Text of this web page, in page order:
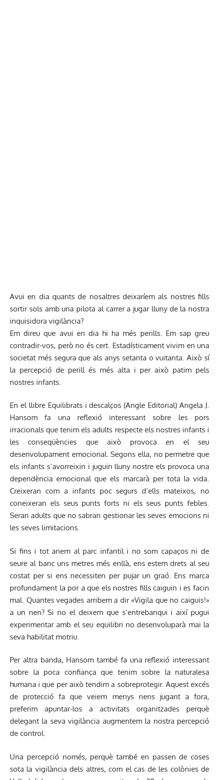
Avui en dia quants de nosaltres deixaríem als nostres fills
sortir sols amb una pilota al carrer a jugar lluny de la nostra
inquisidora vigilància?
Em direu que avui en dia hi ha més perills. Em sap greu
contradir-vos, però no és cert. Estadísticament vivim en una
societat més segura que als anys setanta o vuitanta. Això sí
la percepció de perill és més alta i per això patim pels
nostres infants.
En el llibre Equilibrats i descalços (Angle Editorial) Angela J.
Hansom fa una reflexió interessant sobre les pors
irracionals que tenim els adults respecte els nostres infants i
les conseqüències que això provoca en el seu
desenvolupament emocional. Segons ella, no permetre que
els infants s’avorreixin i juguin lluny nostre els provoca una
dependència emocional que els marcarà per tota la vida.
Creixeran com a infants poc segurs d’ells mateixos, no
coneixeran els seus punts forts ni els seus punts febles.
Seran adults que no sabran gestionar les seves emocions ni
les seves limitacions.
Si fins i tot anem al parc infantil i no som capaços ni de
seure al banc uns metres més enllà, ens estem drets al seu
costat per si ens necessiten per pujar un graó. Ens marca
profundament la por a que els nostres fills caiguin i es facin
mal. Quantes vegades arribem a dir «Vigila que no caiguis!»
a un nen? Si no el deixem que s’entrebanqui i així pugui
experimentar amb el seu equilibri no desenvoluparà mai la
seva habilitat motriu.
Per altra banda, Hansom també fa una reflexió interessant
sobre la poca confiança que tenim sobre la naturalesa
humana i que per això tendim a sobreprotegir. Aquest excés
de protecció fa que veiem menys nens jugant a fora,
preferim apuntar-los a activitats organitzades perquè
delegant la seva vigilància augmentem la nostra percepció
de control.
Una percepció només, perquè també en passen de coses
sota la vigilància dels altres, com el cas de les colònies de